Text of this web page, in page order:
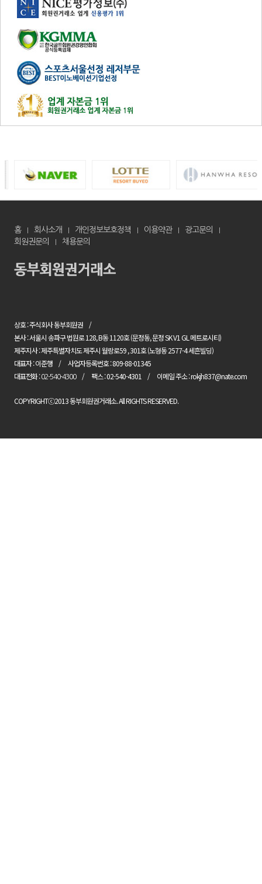
홈 회사소개 개인정보보호정책 이용약관
광고문의
회원권문의
채용문의
상호 : 주식회사 동부회원권
본사 : 서울시 송파구 법원로 128, B동 1120호 (문정동, 문정 SK V1 GL 메트로시티)
제주지사 : 제주특별자치도 제주시 월랑로59 , 301호 (노형동 2577-4 세흔빌딩)
대표자 : 이준행
사업자등록번호 : 809-88-01345
대표전화 :02-540-4300 팩스 : 02-540-4301 이메일 주소 : rokjh837@nate.com
COPYRIGHTⓒ2013 동부회원권거래소. All RIGHTS RESERVED.